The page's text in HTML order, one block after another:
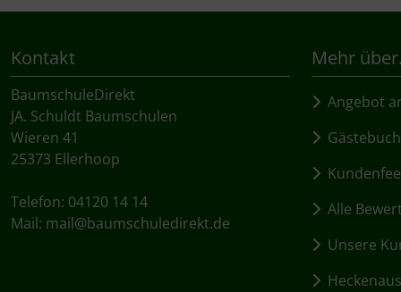
Kontakt
BaumschuleDirekt
JA. Schuldt Baumschulen
Wieren 41
25373 Ellerhoop
Telefon: 04120 14 14
Mail: mail@baumschuledirekt.de
Mehr
Angebot
Gästebuch
Alle
Unsere